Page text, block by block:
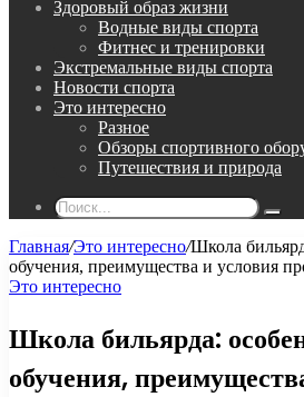
Здоровый образ жизни
Водные виды спорта
Фитнес и тренировки
Экстремальные виды спорта
Новости спорта
Это интересно
Разное
Обзоры спортивного
Путешествия и природа
Главная/Это интересно/Школа
обучения, преимущества и условия
Это интересно
Школа бильярда:
обучения,